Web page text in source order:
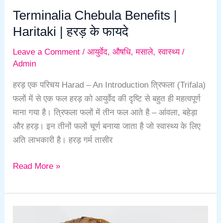
Terminalia Chebula Benefits |
Haritaki | हरड़ के फायदे
Leave a Comment /आयुर्वेद,औषधि,मसाले,स्वास्थ्य/
Admin
हरड़ एक परिचय Harad – An Introduction त्रिफला (Trifala)
फलों में से एक फल हरड़ को आयुर्वेद की दृष्टि से बहुत ही महत्वपूर्ण
माना गया है। त्रिफला फलों में तीन फल आते है – आंवला, बहेड़ा
और हरड़। इन तीनों फलों चूर्ण बनाया जाता है जो स्वास्थ्य के लिए
अति लाभकारी है। हरड़ गर्म तासीर
Read More »